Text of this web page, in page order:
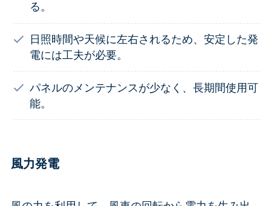
る。
日照時間や天候に左右されるため、安定した発
電には工夫が必要。
パネルのメンテナンスが少なく、長期間使用可
能。
風力発電